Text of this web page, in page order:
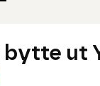
bytte ut